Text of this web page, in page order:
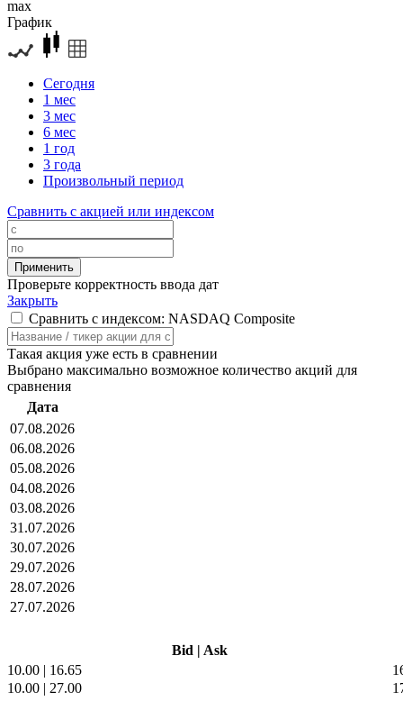
max
График
Сегодня
1 мес
3 мес
6 мес
1 год
3 года
Произвольный период
Сравнить с акцией или индексом
Проверьте корректность ввода дат
Закрыть
Сравнить с индексом: NASDAQ Composite
Такая акция уже есть в сравнении
Выбрано максимально возможное количество акций для
сравнения
Дата
07.08.2026
06.08.2026
05.08.2026
04.08.2026
03.08.2026
31.07.2026
30.07.2026
29.07.2026
28.07.2026
27.07.2026
Bid | Ask
10.00 | 16.65
10.00 | 27.00